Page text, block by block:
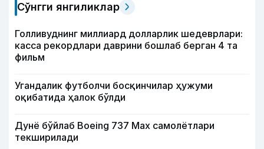
Сўнгги янгиликлар
Голливуднинг миллиард долларлик шедеврлари:
касса рекордлари даврини бошлаб берган 4 та
фильм
Угандалик футболчи босқинчилар ҳужуми
оқибатида ҳалок бўлди
Дунё бўйлаб Boeing 737 Мах самолётлари
текширилади